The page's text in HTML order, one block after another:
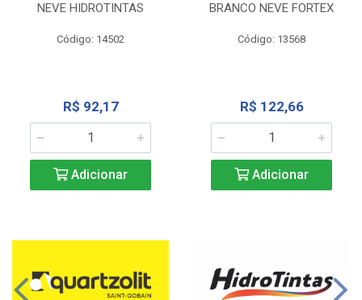
NEVE HIDROTINTAS
Código: 14502
R$ 92,17
Adicionar
BRANCO NEVE FORTEX
Código: 13568
R$ 122,66
Adicionar